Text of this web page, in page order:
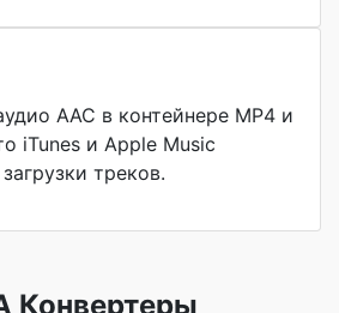
AAC в контейнере MP4 и
iTunes и Apple Music
треков.
Конвертеры